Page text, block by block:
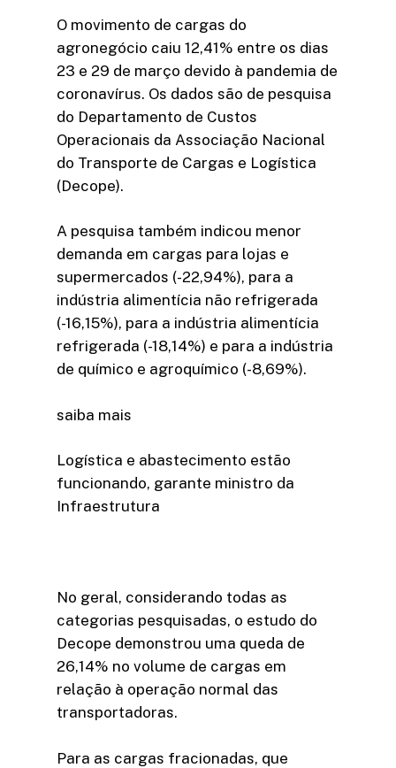
O movimento de cargas do
agronegócio caiu 12,41% entre os dias
23 e 29 de março devido à pandemia de
coronavírus. Os dados são de pesquisa
do Departamento de Custos
Operacionais da Associação Nacional
do Transporte de Cargas e Logística
(Decope).
A pesquisa também indicou menor
demanda em cargas para lojas e
supermercados (-22,94%), para a
indústria alimentícia não refrigerada
(-16,15%), para a indústria alimentícia
refrigerada (-18,14%) e para a indústria
de químico e agroquímico (-8,69%).
saiba mais
Logística e abastecimento estão
funcionando, garante ministro da
Infraestrutura
No geral, considerando todas as
categorias pesquisadas, o estudo do
Decope demonstrou uma queda de
26,14% no volume de cargas em
relação à operação normal das
transportadoras.
Para as cargas fracionadas, que